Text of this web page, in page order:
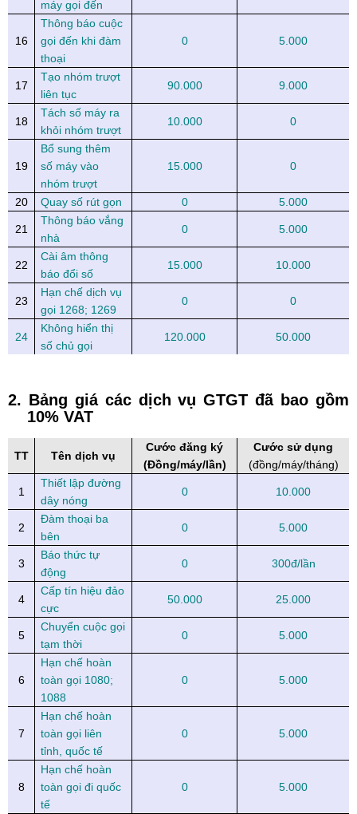
máy gọi đến
16
Thông báo cuộc
gọi đến khi đàm
thoại
0 5.000
17
Tạo nhóm trượt
liên tục
90.000 9.000
18
Tách số máy ra
khỏi nhóm trượt
10.000 0
19
Bổ sung thêm
số máy vào
nhóm trượt
15.000 0
20 Quay số rút gọn 0 5.000
21
Thông báo vắng
nhà
0 5.000
22
Cài âm thông
báo đổi số
15.000 10.000
23
Hạn chế dịch vụ
gọi 1268; 1269
0 0
24
Không hiển thị
số chủ gọi
120.000 50.000
2. Bảng giá các dịch vụ GTGT đã bao gồm
10% VAT
TT Tên dịch vụ
Cước đăng ký
(Đồng/máy/lần)
Cước sử dụng
(đồng/máy/tháng)
1
Thiết lập đường
dây nóng
0 10.000
2
Đàm thoại ba
bên
0 5.000
3
Báo thức tự
động
0 300đ/lần
4
Cấp tín hiệu đảo
cực
50.000 25.000
5
Chuyển cuộc gọi
tạm thời
0 5.000
6
Hạn chế hoàn
toàn gọi 1080;
1088
0 5.000
7
Hạn chế hoàn
toàn gọi liên
tỉnh, quốc tế
0 5.000
8
Hạn chế hoàn
toàn gọi đi quốc
tế
0 5.000